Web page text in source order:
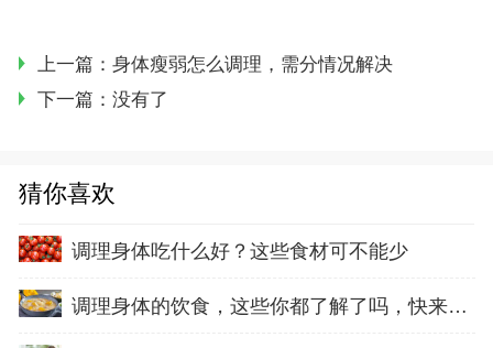
上一篇： 身体瘦弱怎么调理，需分情况解决
下一篇：没有了
猜你喜欢
调理身体吃什么好？这些食材可不能少
调理身体的饮食，这些你都了解了吗，快来学习